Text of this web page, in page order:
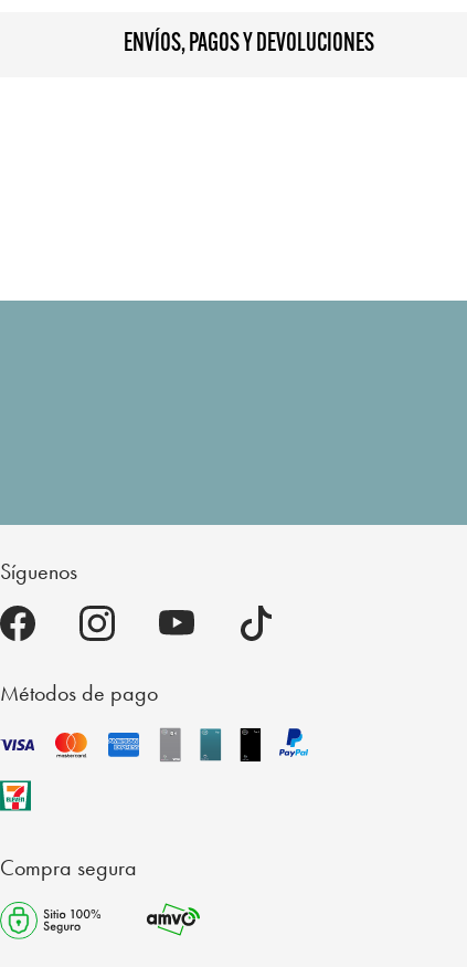
ENVÍOS, PAGOS Y DEVOLUCIONES
Síguenos
Métodos de pago
Compra segura